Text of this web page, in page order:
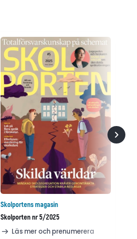
Skolportens magasin
Skolporten nr 5/2025
Läs mer och prenumerera